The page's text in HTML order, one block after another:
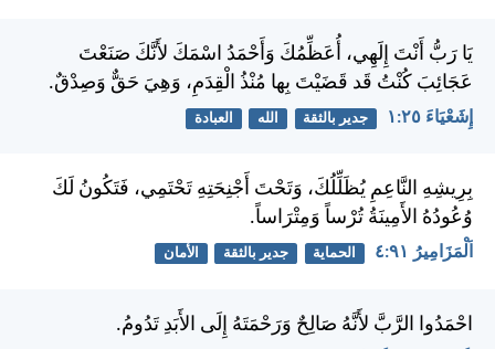
يَا رَبُّ أَنْتَ إِلَهِي، أُعَظِّمُكَ وَأَحْمَدُ اسْمَكَ لأَنَّكَ صَنَعْتَ
عَجَائِبَ كُنْتُ قَد قَضَيْتَ بِها مُنْذُ الْقِدَمِ، وَهِيَ حَقٌّ وَصِدْقٌ.
إِشَعْيَاءَ ٢٥:‏١ جدير بالثقة الله العبادة
بِرِيشِهِ النَّاعِمِ يُظَلِّلُكَ، وَتَحْتَ أَجْنِحَتِهِ تَحْتَمِي، فَتَكُونُ لَكَ
وُعُودُهُ الأَمِينَةُ تُرْساً وَمِتْرَاساً.
اَلْمَزَامِيرُ ٩١:‏٤ الحماية جدير بالثقة الأمان
احْمَدُوا الرَّبَّ لأَنَّهُ صَالِحٌ وَرَحْمَتَهُ إِلَى الأَبَدِ تَدُومُ.